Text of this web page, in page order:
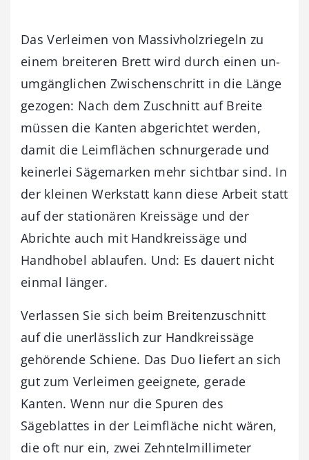
Das Verleimen von Massivholzriegeln zu
einem breiteren Brett wird durch einen un­
umgänglichen Zwischenschritt in die Länge
gezogen: Nach dem Zuschnitt auf Breite
müssen die Kanten abgerichtet werden,
damit die Leimflächen schnurgerade und
keinerlei Sägemarken mehr sichtbar sind. In
der kleinen Werkstatt kann diese Arbeit statt
auf der stationären Kreissäge und der
Abrichte auch mit Handkreissäge und
Handhobel ablaufen. Und: Es dauert nicht
einmal länger.
Verlassen Sie sich beim Breitenzuschnitt
auf die unerlässlich zur Handkreissäge
gehörende Schiene. Das Duo liefert an sich
gut zum Verleimen geeignete, gerade
Kanten. Wenn nur die Spuren des
Sägeblattes in der Leimfläche nicht wären,
die oft nur ein, zwei Zehntelmillimeter